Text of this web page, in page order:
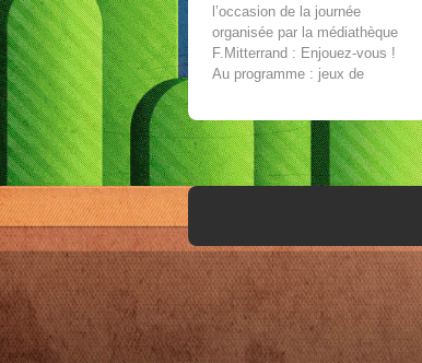
l’occasion de la journée
organisée par la médiathèque
F.Mitterrand : Enjouez-vous !
Au programme : jeux de